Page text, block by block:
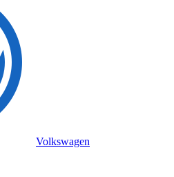
Volkswagen